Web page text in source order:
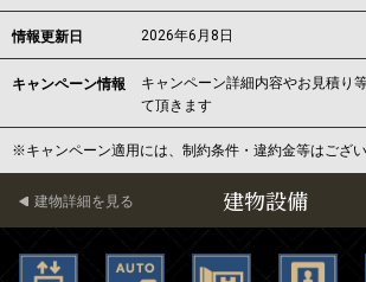
情報更新日 2026年6月8日
キャンペーン情報
キャンペーン詳細内容やお見積り
て頂きます
※キャンペーン適用には、制約条件・違約金等はござ
建物設備
建物詳細を見る